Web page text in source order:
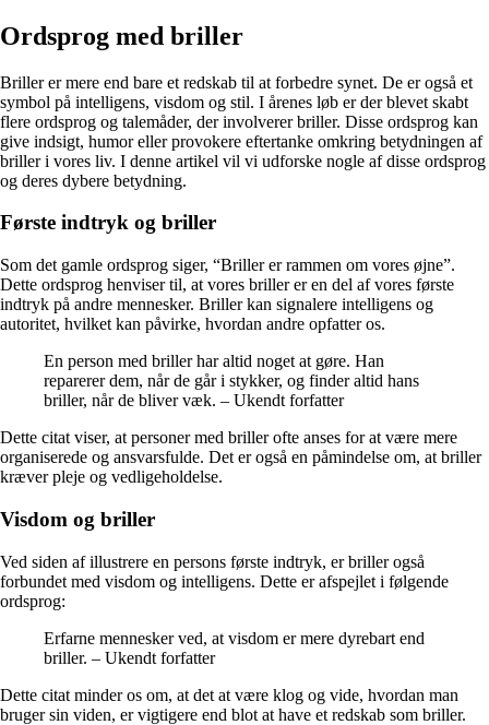
Ordsprog med briller
Briller er mere end bare et redskab til at forbedre synet. De er også et
symbol på intelligens, visdom og stil. I årenes løb er der blevet skabt
flere ordsprog og talemåder, der involverer briller. Disse ordsprog kan
give indsigt, humor eller provokere eftertanke omkring betydningen af
briller i vores liv. I denne artikel vil vi udforske nogle af disse ordsprog
og deres dybere betydning.
Første indtryk og briller
Som det gamle ordsprog siger, “Briller er rammen om vores øjne”.
Dette ordsprog henviser til, at vores briller er en del af vores første
indtryk på andre mennesker. Briller kan signalere intelligens og
autoritet, hvilket kan påvirke, hvordan andre opfatter os.
En person med briller har altid noget at gøre. Han
reparerer dem, når de går i stykker, og finder altid hans
briller, når de bliver væk. – Ukendt forfatter
Dette citat viser, at personer med briller ofte anses for at være mere
organiserede og ansvarsfulde. Det er også en påmindelse om, at briller
kræver pleje og vedligeholdelse.
Visdom og briller
Ved siden af ​​illustrere en persons første indtryk, er briller også
forbundet med visdom og intelligens. Dette er afspejlet i følgende
ordsprog:
Erfarne mennesker ved, at visdom er mere dyrebart end
briller. – Ukendt forfatter
Dette citat minder os om, at det at være klog og vide, hvordan man
bruger sin viden, er vigtigere end blot at have et redskab som briller.